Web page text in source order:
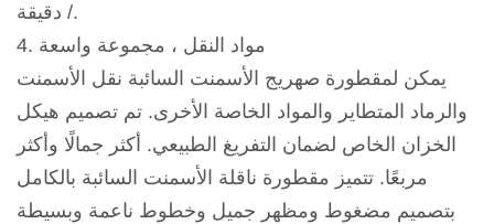
/ دقيقة.
4. مواد النقل ، مجموعة واسعة
يمكن لمقطورة صهريج الأسمنت السائبة نقل الأسمنت
والرماد المتطاير والمواد الخاصة الأخرى. تم تصميم هيكل
الخزان الخاص لضمان التفريغ الطبيعي. أكثر جمالًا وأكثر
مربعًا. تتميز مقطورة ناقلة الأسمنت السائبة بالكامل
بتصميم مضغوط ومظهر جميل وخطوط ناعمة وبسيطة